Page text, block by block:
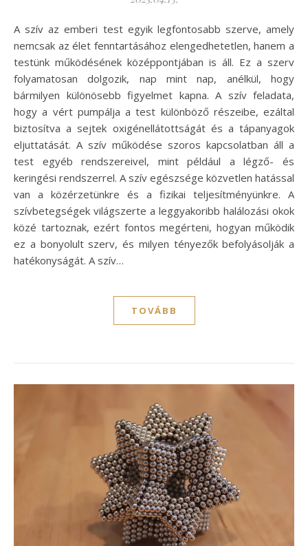
A szív az emberi test egyik legfontosabb szerve, amely
nemcsak az élet fenntartásához elengedhetetlen, hanem a
testünk működésének középpontjában is áll. Ez a szerv
folyamatosan dolgozik, nap mint nap, anélkül, hogy
bármilyen különösebb figyelmet kapna. A szív feladata,
hogy a vért pumpálja a test különböző részeibe, ezáltal
biztosítva a sejtek oxigénellátottságát és a tápanyagok
eljuttatását. A szív működése szoros kapcsolatban áll a
test egyéb rendszereivel, mint például a légző- és
keringési rendszerrel. A szív egészsége közvetlen hatással
van a közérzetünkre és a fizikai teljesítményünkre. A
szívbetegségek világszerte a leggyakoribb halálozási okok
közé tartoznak, ezért fontos megérteni, hogyan működik
ez a bonyolult szerv, és milyen tényezők befolyásolják a
hatékonyságát. A szív…
TOVÁBB